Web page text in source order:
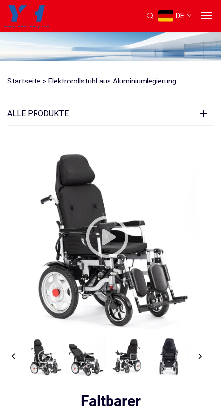
DE
Startseite > Elektrorollstuhl aus Aluminiumlegierung
ALLE PRODUKTE
Faltbarer